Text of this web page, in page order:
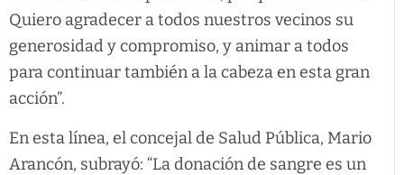
Quiero agradecer a todos nuestros vecinos su
generosidad y compromiso, y animar a todos
para continuar también a la cabeza en esta gran
acción”.
En esta línea, el concejal de Salud Pública, Mario
Arancón, subrayó: “La donación de sangre es un